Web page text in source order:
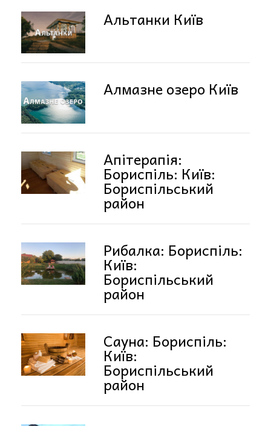
Альтанки Київ
Алмазне озеро Київ
Апітерапія:
Бориспіль: Київ:
Бориспільський
район
Рибалка: Бориспіль:
Київ:
Бориспільський
район
Сауна: Бориспіль:
Київ:
Бориспільський
район